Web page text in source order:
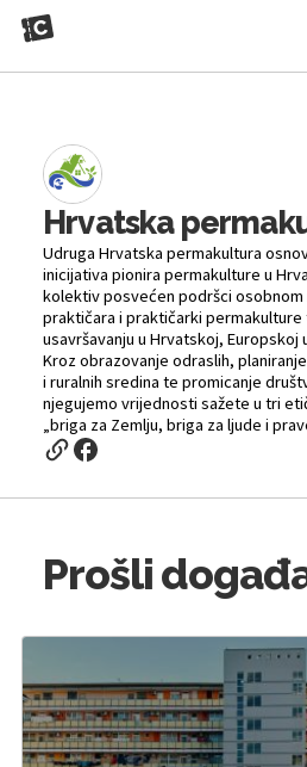
Hrvatska
Udruga Hrvatska permakultura
inicijativa pionira permakulture u
kolektiv posvećen podršci
praktičara i praktičarki permakulture
usavršavanju u Hrvatskoj, Europskoj
Kroz obrazovanje odraslih,
i ruralnih sredina te promicanje
njegujemo vrijednosti sažete u tri
„briga za Zemlju, briga za ljude i
Prošli